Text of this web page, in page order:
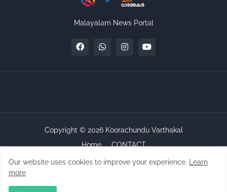
Malayalam News Portal
Copyright © 2026 Koorachundu Varthakal
Home
CONTACT
Our website uses cookies to improve your experience.
Learn
more